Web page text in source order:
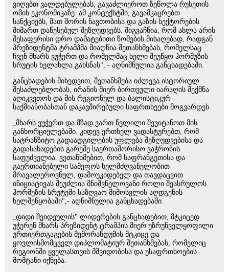
ვიღებთ ვალდებულებას, გავაძლიეროთ ზეწოლა რუსეთის
ომის ეკონომიკაზე. ამ კონტექსტში, გავამკაცრებთ
სანქციებს, მათ შორის ნავთობისა და გაზის სექტორების
მიმართ დაწესებულ შეზღუდვებს. მიგვაჩნია, რომ ახლა არის
შესაფერისი დრო დამატებითი ზომების მისაღებად, რადგან
პრეზიდენტმა ტრამპმა მიაღწია შეთანხმებას, რომელსაც
ჩვენ მხარს ვუჭერთ და რომელმაც ხელი შეუწყო ჰორმუზის
სრუტის ხელახლა გახსნას", - აღნიშნულია განცხადებაში.
განცხადების მიხედვით, შეთანხმება იძლევა ისტორიულ
შესაძლებლობას, ირანის მიერ ბირთვული იარაღის შექმნა
აღიკვეთოს და მის რეგიონულ და ბალისტიკურ
საქმიანობასთან დაკავშირებული საფრთხეები მოგვარდეს.
„მხარს ვუჭერთ და მზად ვართ წვლილი შევიტანოთ მის
განხორციელებაში. კიდევ ერთხელ ვადასტურებთ, რომ
სატრანზიტო გადაადგილების უფლება შეზღუდვებისა და
გადასახადების გარეშე საერთაშორისო ვაჭრობის
საფუძველია. ვეთანხმებით, რომ საფრანგეთისა და
გაერთიანებული სამეფოს ხელმძღვანელობით
მრავალეროვნულ, დამოუკიდებელ და თავდაცვით
ინიციატივას შეუძლია მნიშვნელოვანი როლი შეასრულოს
ჰორმუზის სრუტეში საზღვაო მიმოსვლის აღდგენის
ხელშეწყობაში",- აღნიშნულია განცხადებაში.
„დიდი შვიდეულის" ლიდერების განცხადებით, მტკიცედ
უჭერენ მხარს პრეზიდენტ ტრამპის მიერ უზრუნველყოფილი
ურთიერთგაგების მემორანდუმის მტკიცე და
ყოვლისმომცველ დიპლომატიურ შეთანხმებას, რომელიც
რეგიონში ყველასთვის მშვიდობისა და უსაფრთხოების
მომტანი იქნება.